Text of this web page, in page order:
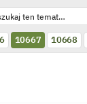
10667 10668